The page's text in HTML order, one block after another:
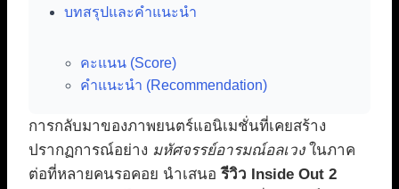
บทสรุปและคำแนะนำ
คะแนน (Score)
คำแนะนำ (Recommendation)
การกลับมาของภาพยนตร์แอนิเมชั่นที่เคยสร้าง
ปรากฏการณ์อย่าง มหัศจรรย์อารมณ์อลเวงในภาค
ต่อที่หลายคนรอคอย นำเสนอรีวิว Inside Out 2